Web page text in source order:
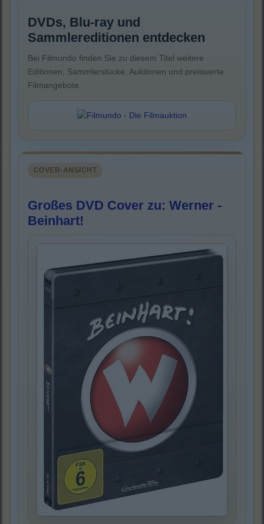
DVDs, Blu-ray und
Sammlereditionen entdecken
Bei Filmundo finden Sie zu diesem Titel weitere
Editionen, Sammlerstücke, Auktionen und preiswerte
Filmangebote.
COVER-ANSICHT
Großes DVD Cover zu: Werner -
Beinhart!